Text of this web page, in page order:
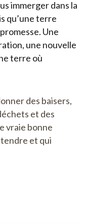
immerger dans la
qu’une terre
Une
une nouvelle
terre où
des baisers,
et des
vraie bonne
et qui